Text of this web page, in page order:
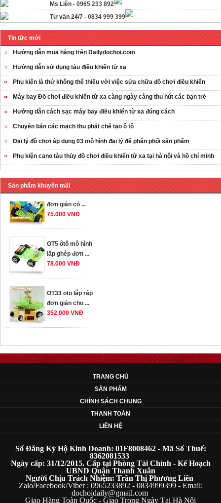
Ms Liên - 0965 233 892
Tư vấn 24/7 - 0834 999 399
Tin tức mới
Hướng dẫn mua hàng trên Dailydochoi.com
Hướng dẫn sử dụng tàu điều khiển từ xa
Phụ kiên là thứ không thể thiếu với việc sửa chữa đồ chơi điều khiển
Máy bay Đồ chơi điều khiển từ xa càng ngày càng thu hút các bạn trẻ
Hướng dẫn cách sạc máy bay điều khiển từ xa đúng cách
Chuyên bán các mạch thu phát chế tạo ô tô
Đại lý đồ chơi áp dụng 03 mô hình đại lý để phân phối sản phẩm
Phụ kiện cano tàu thủy đồ chơi điều khiển từ xa tại hà nội và hồ chí minh
Sản phẩm khuyến mãi
OT35 robot lắp
ráp nhấc chân di
259.000 VNĐ
OT36 oto mô hình
đơn giản có ...
75.000 VNĐ
OT5 ôtô mô hình
lắp ghép đơn ...
78.000 VNĐ
OT33 oto lắp ráp
đơn giản cho ...
352.000 VNĐ
ráp nhấc chân di
OT36 oto mô hình
đơn giản có ...
lắp ghép đơn ...
78.000 VNĐ
OT33 oto lắp ráp
đơn giản cho ...
TRANG CHỦ
SẢN PHẨM
CHÍNH SÁCH CHUNG
THANH TOÁN
LIÊN HỆ
Số Đăng Ký Hộ Kinh Doanh: 01F8008462 - Mã Số Thuế:
8362081533
Ngày cấp: 31/12/2015. Cấp tại Phòng Tài Chính - Kế Hoạch
UBND Quận Thanh Xuân
Người Chịu Trách Nhiệm: Trần Thị Phương Liên
Zalo/Facebook/Viber : 0965233892 - 0834999399 - Email:
dochoidaily@gmail.com
Giao Hàng Toàn Quốc - Giao Trong Ngày Tại Hà Nội